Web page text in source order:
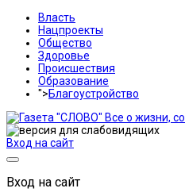
Власть
Нацпроекты
Общество
Здоровье
Происшествия
Образование
">Благоустройство
Вход на сайт
Вход на сайт